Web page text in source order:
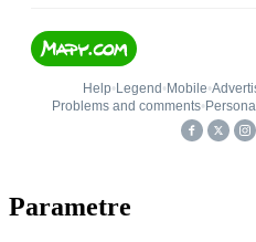
Parametre